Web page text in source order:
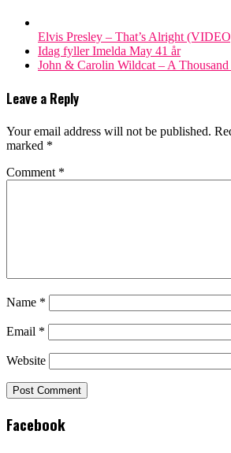
Elvis Presley – That’s Alright
Idag fyller Imelda May 41 år
John & Carolin Wildcat – A
Leave a Reply
Your email address will not be published.
marked *
Comment *
Name *
Email *
Website
Facebook